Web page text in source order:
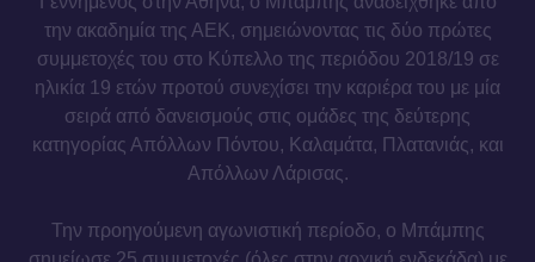
την ακαδημία της ΑΕΚ, σημειώνοντας τις δύο πρώτες
συμμετοχές του στο Κύπελλο της περιόδου 2018/19 σε
ηλικία 19 ετών προτού συνεχίσει την καριέρα του με μία
σειρά από δανεισμούς στις ομάδες της δεύτερης
κατηγορίας Απόλλων Πόντου, Καλαμάτα, Πλατανιάς, και
Απόλλων Λάρισας.
Την προηγούμενη αγωνιστική περίοδο, ο Μπάμπης